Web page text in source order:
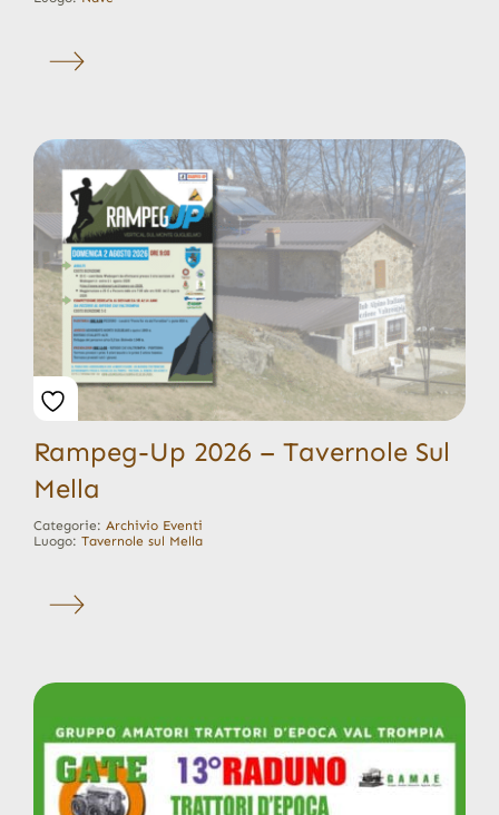
Rampeg-Up 2026 – Tavernole Sul
Mella
Categorie: Archivio Eventi
Luogo: Tavernole sul Mella